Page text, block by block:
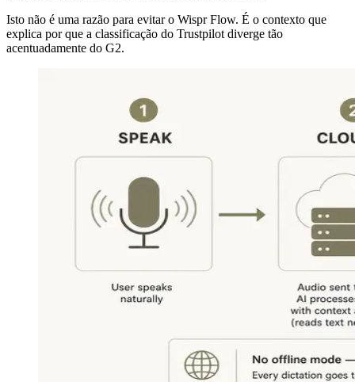
Isto não é uma razão para evitar o Wispr Flow. É o contexto que
explica por que a classificação do Trustpilot diverge tão
acentuadamente do G2.